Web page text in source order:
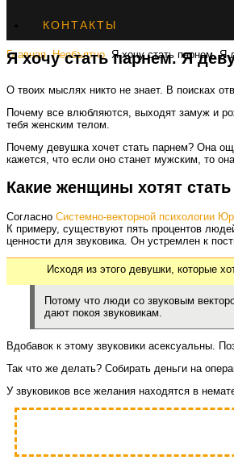
КОНТАКТЫ
Главная Необъятно Я хочу стать парнем. Я
Я хочу стать парнем. Я
О твоих мыслях никто не знает. В поисках
Почему все влюбляются, выходят замуж и
тебя женским телом.
Почему девушка хочет стать парнем? Она
кажется, что если оно станет мужским, то
Какие женщины хотят
Согласно Системно-векторной психологии
К примеру, существуют пять процентов
ценности для звуковика. Он устремлен к
Исходя из этого девушки, которые
Потому что люди со звуковым
дают покоя звуковикам.
Вдобавок к этому звуковики асексуальны.
Так что же делать? Собирать деньги на
У звуковиков все желания находятся в